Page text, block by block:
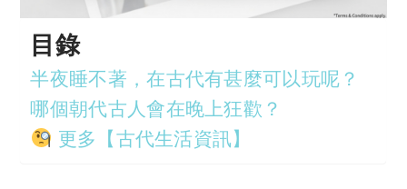
目錄
半夜睡不著，在古代有甚麼可以玩呢？
哪個朝代古人會在晚上狂歡？
更多【古代生活資訊】